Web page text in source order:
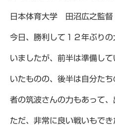
日本体育大学 田沼広之監督
今日、勝利して１２年ぶり
いましたが、前半は準備し
いたものの、後半は自分た
者の筑波さんの力もあって、
ただ、非常に良い戦いもで